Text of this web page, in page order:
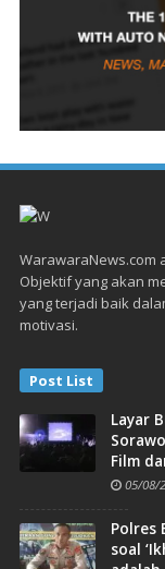
WarawaraNews.com
Objektif yang akan
yang terjadi baik
motivasi.
Post List
Layar
Film
05/08/
Polres
soal